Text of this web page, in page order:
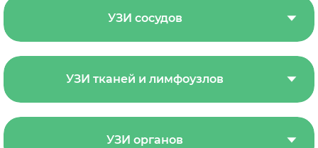
УЗИ сосудов
УЗИ тканей и лимфоузлов
УЗИ органов